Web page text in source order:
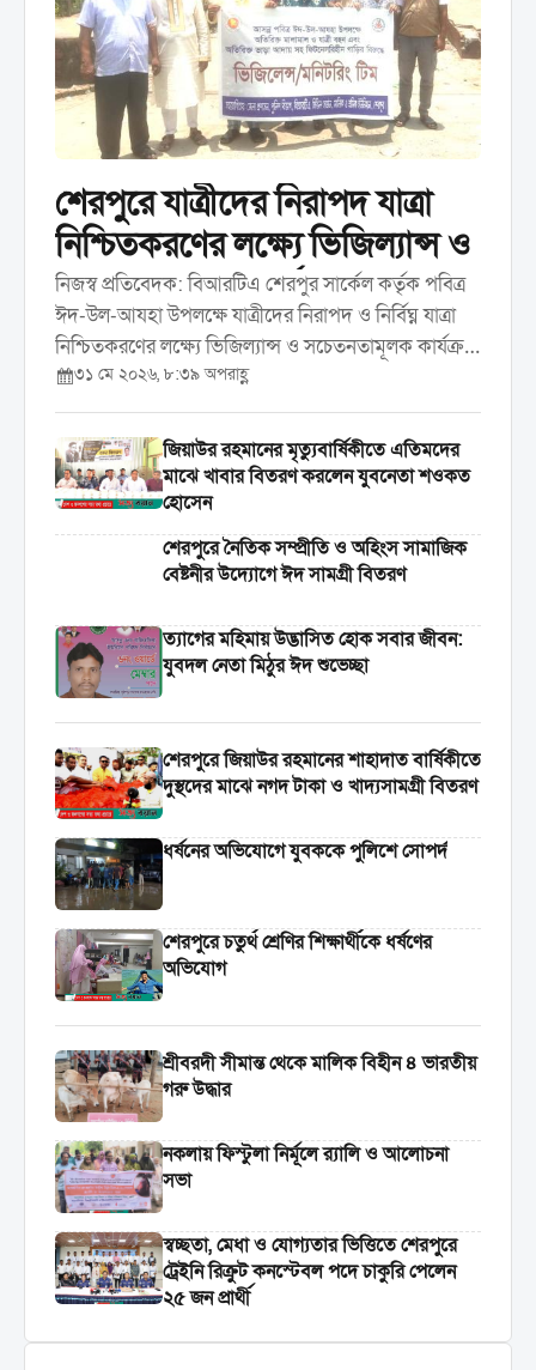
শেরপুরে যাত্রীদের নিরাপদ যাত্রা
নিশ্চিতকরণের লক্ষ্যে ভিজিল্যান্স ও
সচেতনতামূলক কার্যক্রম করেছে
বিআরটিএ
নিজস্ব প্রতিবেদক: বিআরটিএ শেরপুর সার্কেল কর্তৃক পবিত্র
ঈদ-উল-আযহা উপলক্ষে যাত্রীদের নিরাপদ ও নির্বিঘ্ন যাত্রা
নিশ্চিতকরণের লক্ষ্যে ভিজিল্যান্স ও সচেতনতামূলক কার্যক্রম
পরিচালনা করা হয়েছে। রবিবার ৩১ মে দিনব্যাপী শহরের
বিভিন্ন পয়েন্টে এ কার্যক্রম পরিচালনা করা হয়। ...
৩১ মে ২০২৬, ৮:৩৯ অপরাহ্ণ
জিয়াউর রহমানের মৃত্যুবার্ষিকীতে এতিমদের
মাঝে খাবার বিতরণ করলেন যুবনেতা শওকত
হোসেন
শেরপুরে নৈতিক সম্প্রীতি ও অহিংস সামাজিক
বেষ্টনীর উদ্যোগে ঈদ সামগ্রী বিতরণ
‎ত্যাগের মহিমায় উদ্ভাসিত হোক সবার জীবন:
যুবদল নেতা মিঠুর ঈদ শুভেচ্ছা
শেরপুরে জিয়াউর রহমানের শাহাদাত বার্ষিকীতে
দুস্থদের মাঝে নগদ টাকা ও খাদ্যসামগ্রী বিতরণ
ধর্ষনের অভিযোগে যুবককে পুলিশে সোপর্দ
শেরপুরে চতুর্থ শ্রেণির শিক্ষার্থীকে ধর্ষণের
অভিযোগ
শ্রীবরদী সীমান্ত থেকে মালিক বিহীন ৪ ভারতীয়
গরু উদ্ধার
নকলায় ফিস্টুলা নির্মূলে র‍্যালি ও আলোচনা
সভা
স্বচ্ছতা, মেধা ও যোগ্যতার ভিত্তিতে শেরপুরে
ট্রেইনি রিক্রুট কনস্টেবল পদে চাকুরি পেলেন
২৫ জন প্রার্থী